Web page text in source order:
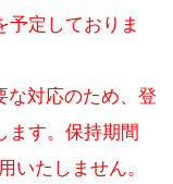
予定しておりま
な対応のため、登
ます。保持期間
いたしません。